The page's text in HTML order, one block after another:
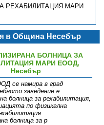
РЕХАБИЛИТАЦИЯ МАРИ
в Община Несебър
БОЛНИЦА ЗА
МАРИ ЕООД,
Несебър
се намира в град
заведение е
болница за рехабилитация,
по физикална
болница за р